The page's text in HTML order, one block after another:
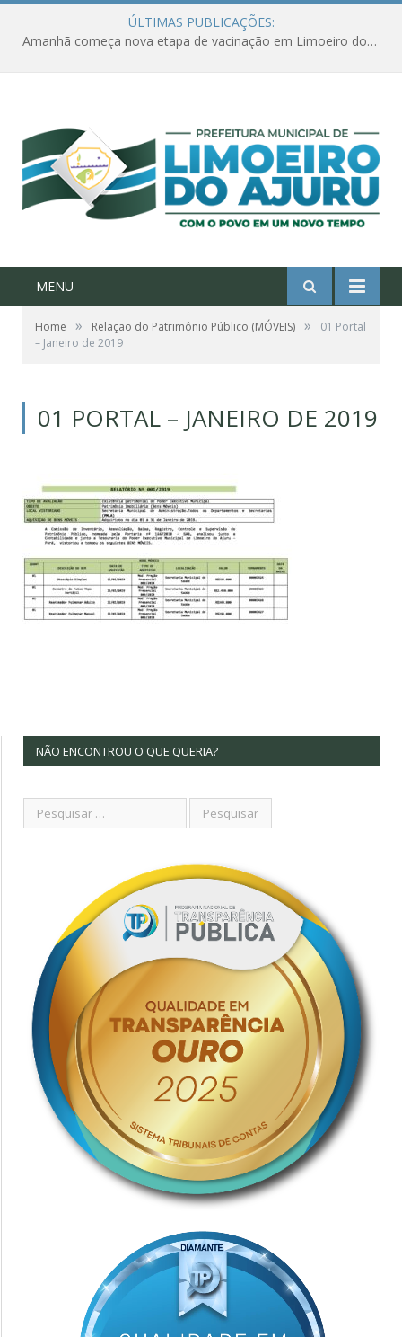
ÚLTIMAS PUBLICAÇÕES:
Amanhã começa nova etapa de vacinação em Limoeiro do Ajuru para idosos com 65 ou mais
MENU
Home » Relação do Patrimônio Público (MÓVEIS) »
01 Portal
– Janeiro de 2019
01 PORTAL – JANEIRO DE 2019
NÃO ENCONTROU O QUE QUERIA?